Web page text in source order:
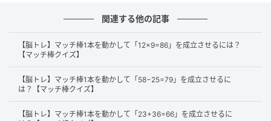
関連する他の記事
【脳トレ】マッチ棒1本を動かして「12×9=86」を成立させるには？
【マッチ棒クイズ】
【脳トレ】マッチ棒1本を動かして「58−25=79」を成立させるに
は？【マッチ棒クイズ】
【脳トレ】マッチ棒1本を動かして「23+36=66」を成立させるに